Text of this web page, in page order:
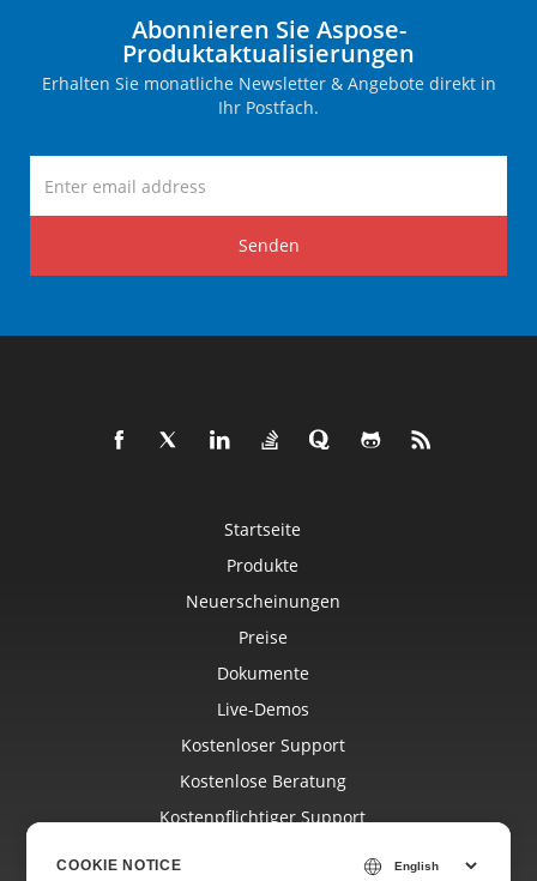
Abonnieren Sie Aspose-
Produktaktualisierungen
Erhalten Sie monatliche Newsletter & Angebote direkt in
Ihr Postfach.
Senden
Startseite
Produkte
Neuerscheinungen
Preise
Dokumente
Live-Demos
Kostenloser Support
Kostenlose Beratung
Kostenpflichtiger Support
COOKIE NOTICE